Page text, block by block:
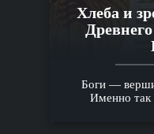
Хлеба и
Боги —
Именно так